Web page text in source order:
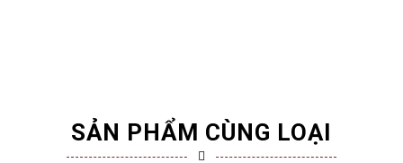
SẢN PHẨM CÙNG LOẠI